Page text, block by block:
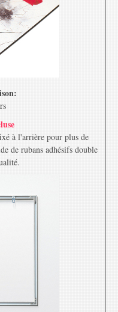
à l'arrière pour plus de
de rubans adhésifs double